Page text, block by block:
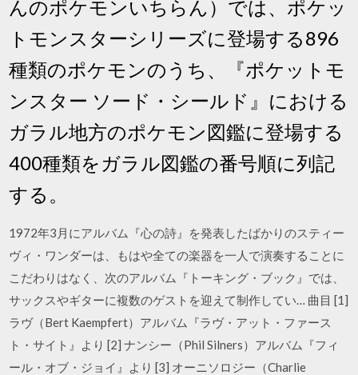
んのポケモンいちらん）では、ポケッ
トモンスターシリーズに登場する896
種類のポケモンのうち、『ポケットモ
ンスター ソード・シールド』における
ガラル地方のポケモン図鑑に登場する
400種類をガラル図鑑の番号順に列記
する。
1972年3月にアルバム『心の詩』を発表したばかりのスティー
ヴィ・ワンダーは、もはや全ての楽器を一人で演奏することに
こだわりはなく、次のアルバム『トーキング・ブック』では、
サックスやギターに複数のゲストを迎えて制作してい… 曲目 [1]
ラヴ（Bert Kaempfert）アルバム『ラヴ・アット・ファース
ト・サイト』より [2] ナンシー（Phil Silners）アルバム『フィ
ール・オブ・ジョイ』より [3] オーニソロジー（Charlie